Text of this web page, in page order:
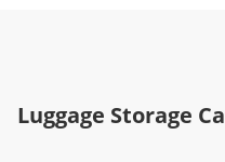
Luggage Storage